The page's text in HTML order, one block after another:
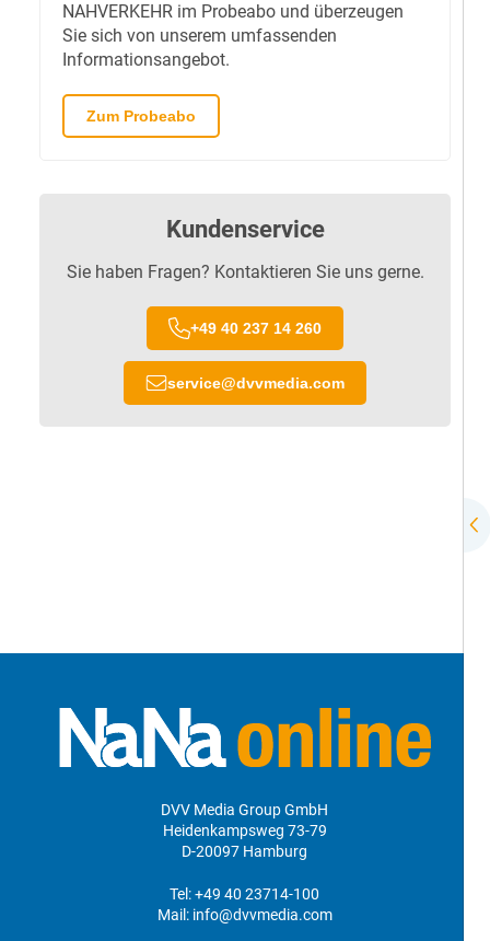
NAHVERKEHR im Probeabo und überzeugen
Sie sich von unserem umfassenden
Informationsangebot.
Zum Probeabo
Kundenservice
Sie haben Fragen? Kontaktieren Sie uns gerne.
+49 40 237 14 260
service@dvvmedia.com
DVV Media Group GmbH
Heidenkampsweg 73-79
D-20097 Hamburg
Tel:+49 40 23714-100
Mail: info@dvvmedia.com